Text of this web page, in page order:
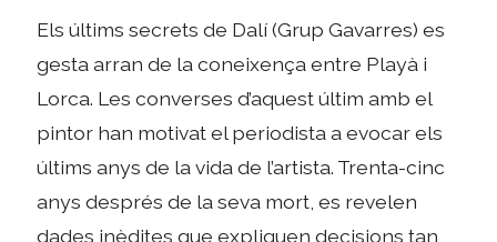
Els últims secrets de Dalí (Grup Gavarres) es
gesta arran de la coneixença entre Playà i
Lorca. Les converses d’aquest últim amb el
pintor han motivat el periodista a evocar els
últims anys de la vida de l’artista. Trenta-cinc
anys després de la seva mort, es revelen
dades inèdites que expliquen decisions tan